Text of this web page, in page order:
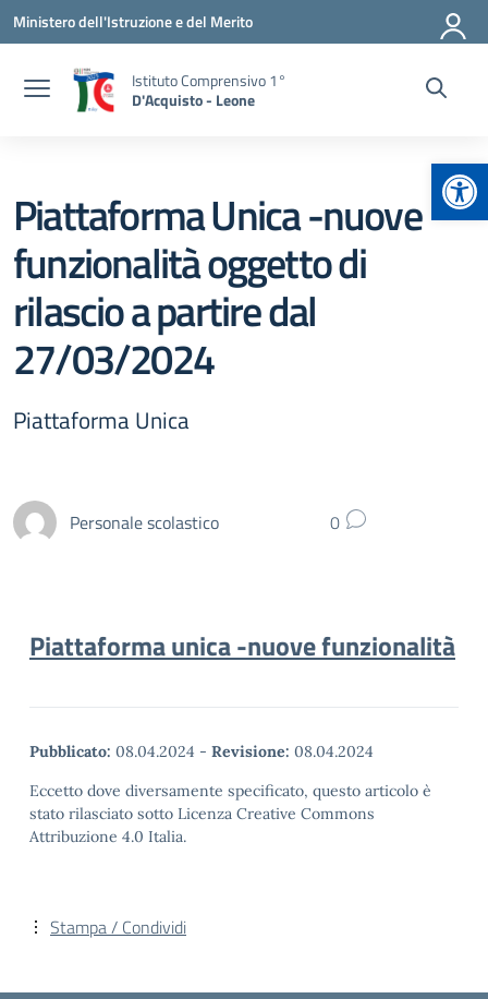
Vai ai contenuti
Vai al menu di navigazione
Vai al footer
Ministero dell'Istruzione e del Merito
Istituto Comprensivo 1°
D'Acquisto - Leone
Piattaforma Unica -nuove
funzionalità oggetto di
rilascio a partire dal
27/03/2024
Piattaforma Unica
Personale scolastico 0
Piattaforma unica -nuove funzionalità
Pubblicato: 08.04.2024 - Revisione: 08.04.2024
Eccetto dove diversamente specificato, questo articolo è
stato rilasciato sotto Licenza Creative Commons
Attribuzione 4.0 Italia.
Stampa / Condividi